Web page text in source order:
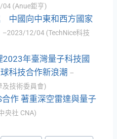
(Anue鉅亨)
中國向中東和西方國家
–2023/12/04 (TechNice科技
年臺灣量子科技國
科技合作新浪潮 –
技術委員會)
合作 著重深空雷達與量子
央社 CNA)